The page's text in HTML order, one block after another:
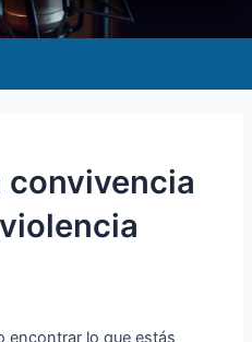
convivencia
encontrar lo que estás